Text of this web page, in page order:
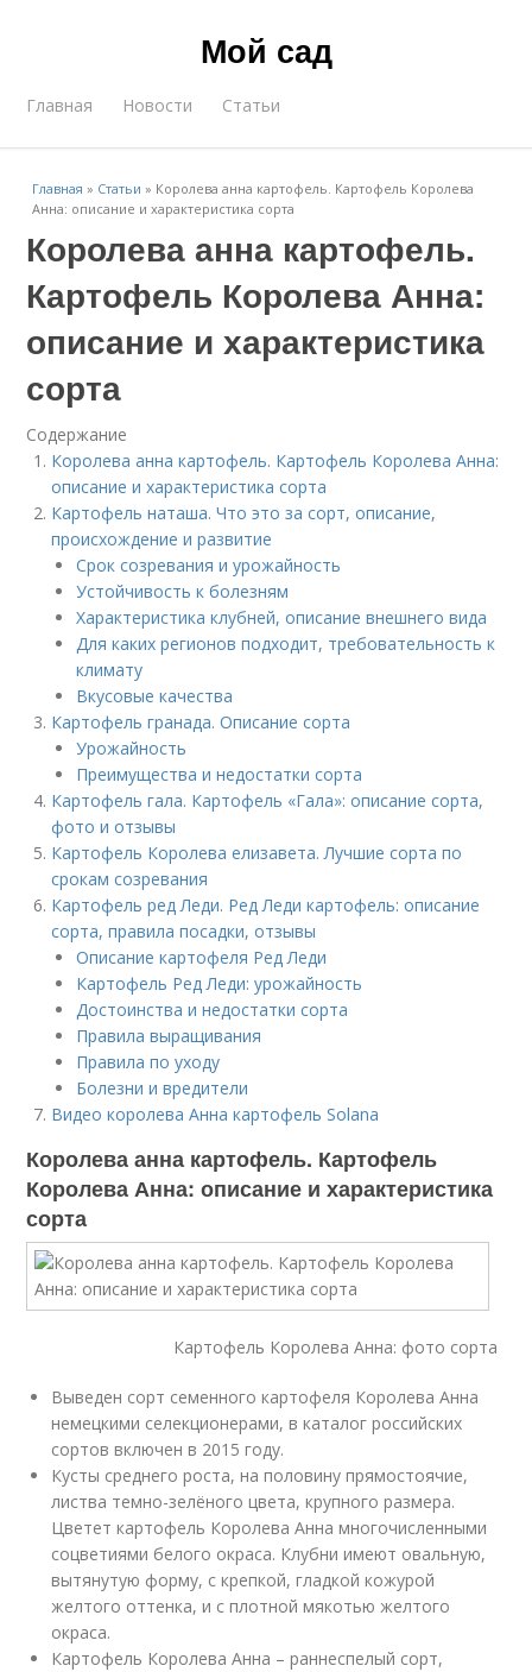
Мой сад
Главная Новости Статьи
Главная » Статьи » Королева анна картофель. Картофель Королева
Анна: описание и характеристика сорта
Королева анна картофель.
Картофель Королева Анна:
описание и характеристика
сорта
Содержание
Королева анна картофель. Картофель Королева Анна:
описание и характеристика сорта
Картофель наташа. Что это за сорт, описание,
происхождение и развитие
Срок созревания и урожайность
Устойчивость к болезням
Характеристика клубней, описание внешнего вида
Для каких регионов подходит, требовательность к
климату
Вкусовые качества
Картофель гранада. Описание сорта
Урожайность
Преимущества и недостатки сорта
Картофель гала. Картофель «Гала»: описание сорта,
фото и отзывы
Картофель Королева елизавета. Лучшие сорта по
срокам созревания
Картофель ред Леди. Ред Леди картофель: описание
сорта, правила посадки, отзывы
Описание картофеля Ред Леди
Картофель Ред Леди: урожайность
Достоинства и недостатки сорта
Правила выращивания
Правила по уходу
Болезни и вредители
Видео королева Анна картофель Solana
Королева анна картофель. Картофель
Королева Анна: описание и характеристика
сорта
Картофель Королева Анна: фото сорта
Выведен сорт семенного картофеля Королева Анна
немецкими селекционерами, в каталог российских
сортов включен в 2015 году.
Кусты среднего роста, на половину прямостоячие,
листва темно-зелёного цвета, крупного размера.
Цветет картофель Королева Анна многочисленными
соцветиями белого окраса. Клубни имеют овальную,
вытянутую форму, с крепкой, гладкой кожурой
желтого оттенка, и с плотной мякотью желтого
окраса.
Картофель Королева Анна – раннеспелый сорт,